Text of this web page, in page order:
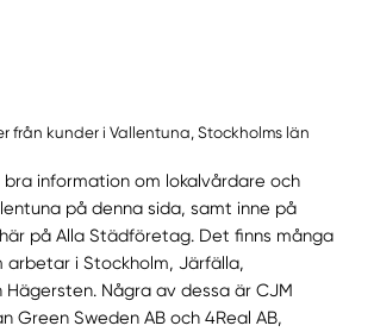
från kunder i Vallentuna, Stockholms län
information om lokalvårdare och
på denna sida, samt inne på
på Alla Städföretag. Det finns många
arbetar i Stockholm, Järfälla,
Hägersten. Några av dessa är CJM
Green Sweden AB och 4Real AB,